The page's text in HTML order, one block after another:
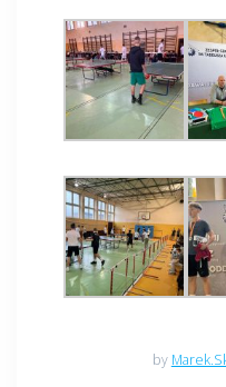
by